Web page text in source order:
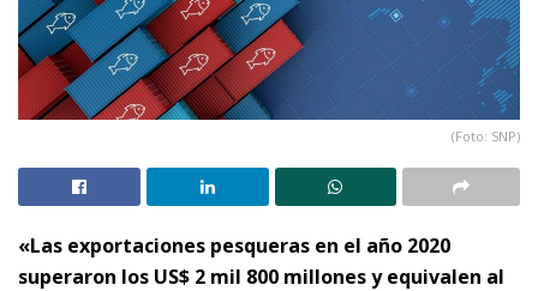
(Foto: SNP)
«Las exportaciones pesqueras en el año 2020
superaron los US$ 2 mil 800 millones y equivalen al